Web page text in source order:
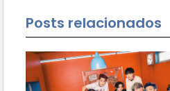
Posts relacionados